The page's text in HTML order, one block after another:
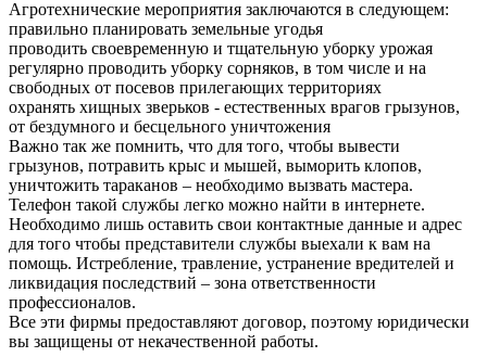
Агротехнические мероприятия заключаются в следующем:
правильно планировать земельные угодья
проводить своевременную и тщательную уборку урожая
регулярно проводить уборку сорняков, в том числе и на
свободных от посевов прилегающих территориях
охранять хищных зверьков - естественных врагов грызунов,
от бездумного и бесцельного уничтожения
Важно так же помнить, что для того, чтобы вывести
грызунов, потравить крыс и мышей, выморить клопов,
уничтожить тараканов – необходимо вызвать мастера.
Телефон такой службы легко можно найти в интернете.
Необходимо лишь оставить свои контактные данные и адрес
для того чтобы представители службы выехали к вам на
помощь. Истребление, травление, устранение вредителей и
ликвидация последствий – зона ответственности
профессионалов.
Все эти фирмы предоставляют договор, поэтому юридически
вы защищены от некачественной работы.